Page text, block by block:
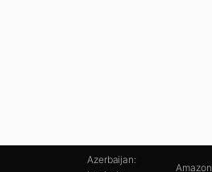
Azerbaijan:
Amazon